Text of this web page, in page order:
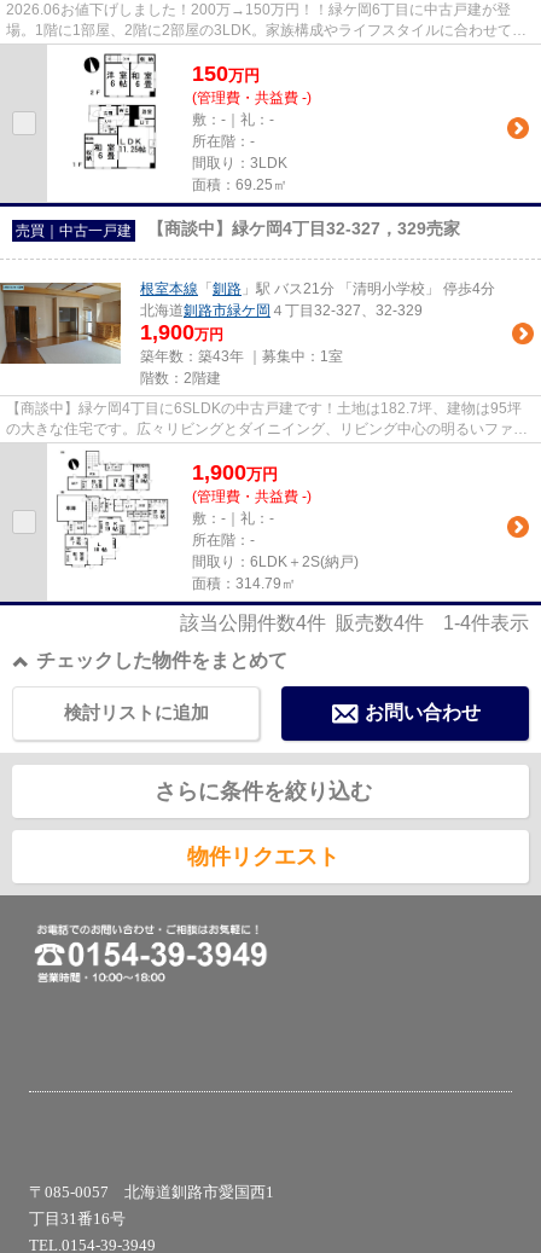
2026.06お値下げしました！200万→150万円！！緑ケ岡6丁目に中古戸建が登
場。1階に1部屋、2階に2部屋の3LDK。家族構成やライフスタイルに合わせて使
い勝手の良い間取りです。駐車スペー...
150万円
(管理費・共益費 -)
敷：-｜礼：-
所在階：-
間取り：3LDK
面積：69.25㎡
売買｜中古一戸建 【商談中】緑ケ岡4丁目32-327，329売家
根室本線 「 釧路 」駅 バス21分 「清明小学校」 停歩4分
北海道釧路市緑ケ岡 ４丁目32-327、32-329
1,900万円
築年数：築43年 ｜募集中： 1室
階数：2階建
【商談中】緑ケ岡4丁目に6SLDKの中古戸建です！土地は182.7坪、建物は95坪
の大きな住宅です。広々リビングとダイニイング、リビング中心の明るいファミ
リー空間が魅力です。小・中学校...
1,900万円
(管理費・共益費 -)
敷：-｜礼：-
所在階：-
間取り：6LDK＋2S(納戸)
面積：314.79㎡
該当公開件数4件 販売数4件 1-4件表示
チェックした物件をまとめて
お問い合わせ
検討リストに追加
さらに条件を絞り込む
物件リクエスト
〒085-0057 北海道釧路市愛国西1
丁目31番16号
TEL.0154-39-3949